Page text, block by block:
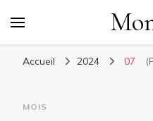
Accueil 2024 07
MOIS